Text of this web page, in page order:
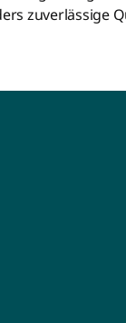
zuverlässige